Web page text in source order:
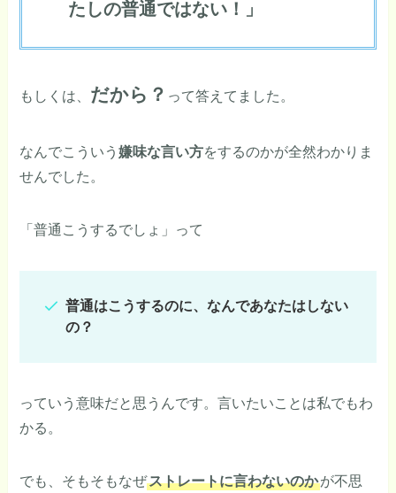
たしの普通ではない！」
もしくは、 だから？ って答えてました。
なんでこういう嫌味な言い方をするのかが全然わかりま
せんでした。
「普通こうするでしょ」って
普通はこうするのに、なんであなたはしない
の？
っていう意味だと思うんです。言いたいことは私でもわ
かる。
でも、そもそもなぜストレートに言わないのかが不思